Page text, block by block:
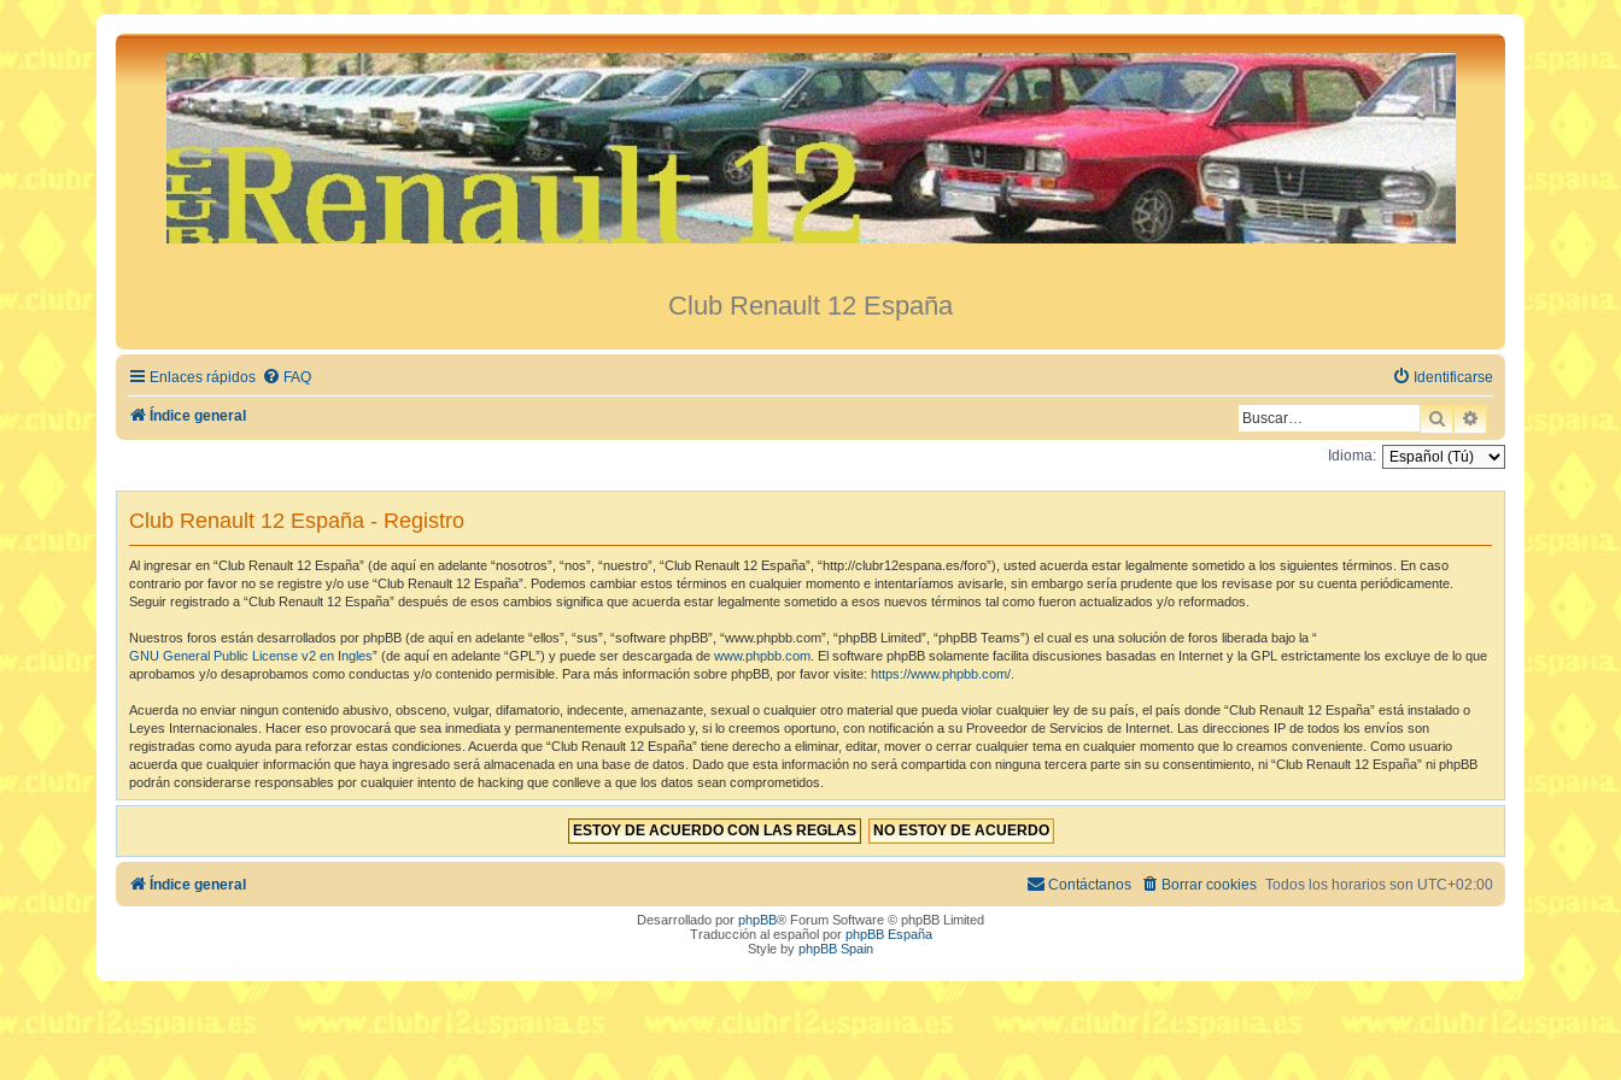
Club Renault 12 España
Enlaces rápidos FAQ Identificarse
Índice general BUSCARBÚSQUEDA
Idioma:
Club Renault 12 España - Registro
Al ingresar en “Club Renault 12 España” (de aquí en adelante “nosotros”, “nos”, “nuestro”, “Club Renault 12 España”, “http://clubr12espana.es/foro”), usted acuerda estar legalmente sometido a los siguientes términos. En caso
contrario por favor no se registre y/o use “Club Renault 12 España”. Podemos cambiar estos términos en cualquier momento e intentaríamos avisarle, sin embargo sería prudente que los revisase por su cuenta periódicamente.
Seguir registrado a “Club Renault 12 España” después de esos cambios significa que acuerda estar legalmente sometido a esos nuevos términos tal como fueron actualizados y/o reformados.
Nuestros foros están desarrollados por phpBB (de aquí en adelante “ellos”, “sus”, “software phpBB”, “www.phpbb.com”, “phpBB Limited”, “phpBB Teams”) el cual es una solución de foros liberada bajo la “
GNU General Public License v2 en Ingles” (de aquí en adelante “GPL”) y puede ser descargada de www.phpbb.com . El software phpBB solamente facilita discusiones basadas en Internet y la GPL estrictamente los excluye de lo que
aprobamos y/o desaprobamos como conductas y/o contenido permisible. Para más información sobre phpBB, por favor visite: https://www.phpbb.com/
Acuerda no enviar ningun contenido abusivo, obsceno, vulgar, difamatorio, indecente, amenazante, sexual o cualquier otro material que pueda violar cualquier ley de su país, el país donde “Club Renault 12 España” está instalado o
Leyes Internacionales. Hacer eso provocará que sea inmediata y permanentemente expulsado y, si lo creemos oportuno, con notificación a su Proveedor de Servicios de Internet. Las direcciones IP de todos los envíos son
registradas como ayuda para reforzar estas condiciones. Acuerda que “Club Renault 12 España” tiene derecho a eliminar, editar, mover o cerrar cualquier tema en cualquier momento que lo creamos conveniente. Como usuario
acuerda que cualquier información que haya ingresado será almacenada en una base de datos. Dado que esta información no será compartida con ninguna tercera parte sin su consentimiento, ni “Club Renault 12 España” ni phpBB
podrán considerarse responsables por cualquier intento de hacking que conlleve a que los datos sean comprometidos.
Índice general Todos los horarios son UTC+02:00
Borrar cookies
Contáctanos
Desarrollado por phpBB® Forum Software © phpBB Limited
Traducción al español por phpBB España
Style by phpBB Spain